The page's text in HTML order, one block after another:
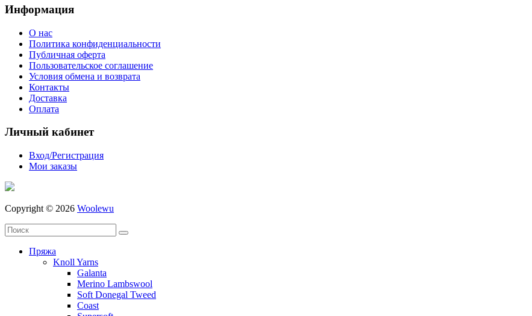
Информация
О нас
Политика конфиденциальности
Публичная оферта
Пользовательское соглашение
Условия обмена и возврата
Контакты
Доставка
Оплата
Личный кабинет
Вход/Регистрация
Мои заказы
Copyright © 2026 Woolewu
Пряжа
Knoll Yarns
Galanta
Merino Lambswool
Soft Donegal Tweed
Coast